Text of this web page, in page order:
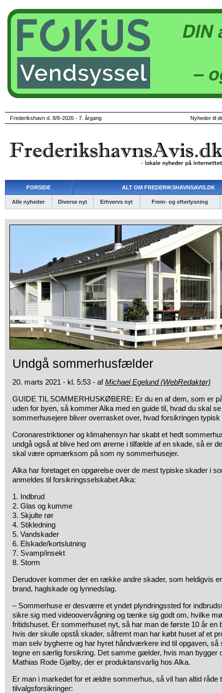
Frederikshavn d. 8/8-2026 - 7. årgang Nyheder til
FORSIDE ALT OM FREDERIKSHAVNSAVIS.DK
Alle nyheder Diverse nyt Erhvervs nyt Frem- og efterlysning
Undgå sommerhusfælder
20. marts 2021 - kl. 5:53 - afMichael Egelund (WebRedaktør)
GUIDE TIL SOMMERHUSKØBERE: Er du en af dem, som er
uden for byen, så kommer Alka med en guide til, hvad du skal
sommerhusejere bliver overrasket over, hvad forsikringen
Coronarestriktioner og klimahensyn har skabt et hedt
undgå også at blive hed om ørerne i tilfælde af en skade, så er
skal være opmærksom på som ny sommerhusejer.
Alka har foretaget en opgørelse over de mest typiske skader i
anmeldes til forsikringsselskabet Alka:
1. Indbrud
2. Glas og kumme
3. Skjulte rør
4. Stikledning
5. Vandskader
6. Elskade/kortslutning
7. Svamp/insekt
8. Storm
Derudover kommer der en række andre skader, som heldigvis
brand, haglskade og lynnedslag.
– Sommerhuse er desværre et yndet plyndringssted for
sikre sig med videoovervågning og tænke sig godt om, hvilke
fritidshuset. Er sommerhuset nyt, så har man de første 10 år en
hvis der skulle opstå skader, såfremt man har købt huset af et
man selv bygherre og har hyret håndværkere ind til opgaven,
tegne en særlig forsikring. Det samme gælder, hvis man bygger
Mathias Rode Gjølby, der er produktansvarlig hos Alka.
Er man i markedet for et ældre sommerhus, så vil han altid råde
tilvalgsforsikringer: